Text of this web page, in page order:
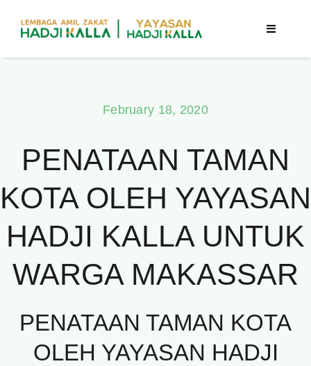
content
Toggle
Program
Publikasi
February 18, 2020
PENATAAN TAMAN
KOTA OLEH YAYASAN
HADJI KALLA UNTUK
WARGA MAKASSAR
PENATAAN TAMAN KOTA
OLEH YAYASAN HADJI